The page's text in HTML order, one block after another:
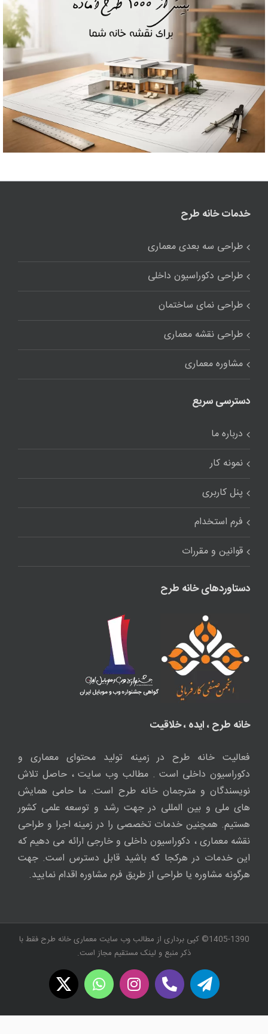
خدمات خانه طرح
طراحی سه بعدی معماری
طراحی دکوراسیون داخلی
طراحی نمای ساختمان
طراحی نقشه معماری
مشاوره معماری
دسترسی سریع
درباره ما
نمونه کار
پنل کاربری
فرم استخدام
قوانین و مقررات
دستاوردهای خانه طرح
خانه طرح ، ایده ، خلاقیت
فعالیت خانه طرح در زمینه تولید محتوای معماری و
دکوراسیون داخلی است . مطالب وب سایت ، حاصل تلاش
نویسندگان و مترجمان خانه طرح است. ما حامی همایش
های ملی و بین المللی در جهت رشد و توسعه علمی کشور
هستیم. همچنین خدمات تخصصی را در زمینه اجرا و طراحی
نقشه معماری ، دکوراسیون داخلی و خارجی ارائه می دهیم که
این خدمات در هرکجا که باشید قابل دسترس است. جهت
هرگونه مشاوره یا طراحی از طریق فرم مشاوره اقدام نمایید.
1405-1390© کپی برداری از مطالب وب سایت معماری خانه طرح فقط با
ذکر منبع و لینک مستقیم مجاز است.
Telegram
Twitch
Instagram
WhatsApp
X